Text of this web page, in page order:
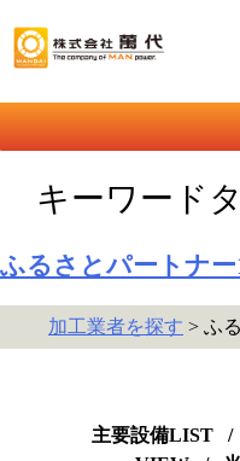
content
キーワード
ふるさとパートナー
加工業者を探す > ふ
主要設備LIST /